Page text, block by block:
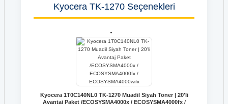
Kyocera TK-1270 Seçenekleri
Kyocera 1T0C140NL0 TK-1270 Muadil Siyah Toner | 20'li
Avantaj Paket /ECOSYSMA4000x / ECOSYSMA4000fx /